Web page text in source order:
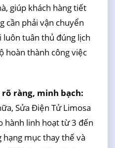
giúp khách hàng tiết
cần phải vận chuyển
tuân thủ đúng lịch
hoàn thành công việc
rõ ràng, minh bạch:
Sửa Điện Tử Limosa
hành linh hoạt từ 3 đến
mục thay thế và